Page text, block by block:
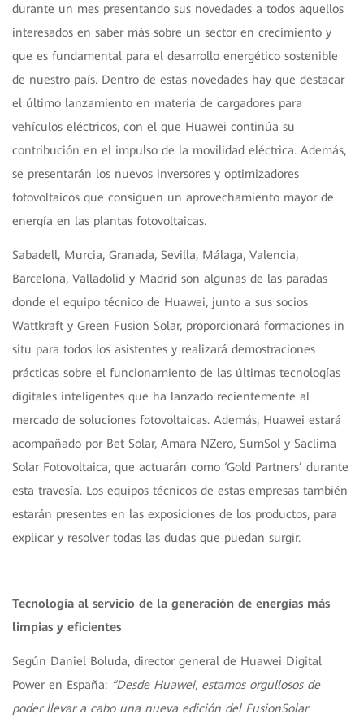
durante un mes presentando sus novedades a todos aquellos
interesados en saber más sobre un sector en crecimiento y
que es fundamental para el desarrollo energético sostenible
de nuestro país. Dentro de estas novedades hay que destacar
el último lanzamiento en materia de cargadores para
vehículos eléctricos, con el que Huawei continúa su
contribución en el impulso de la movilidad eléctrica. Además,
se presentarán los nuevos inversores y optimizadores
fotovoltaicos que consiguen un aprovechamiento mayor de
energía en las plantas fotovoltaicas.
Sabadell, Murcia, Granada, Sevilla, Málaga, Valencia,
Barcelona, Valladolid y Madrid son algunas de las paradas
donde el equipo técnico de Huawei, junto a sus socios
Wattkraft y Green Fusion Solar, proporcionará formaciones in
situ para todos los asistentes y realizará demostraciones
prácticas sobre el funcionamiento de las últimas tecnologías
digitales inteligentes que ha lanzado recientemente al
mercado de soluciones fotovoltaicas. Además, Huawei estará
acompañado por Bet Solar, Amara NZero, SumSol y Saclima
Solar Fotovoltaica, que actuarán como ‘Gold Partners’ durante
esta travesía. Los equipos técnicos de estas empresas también
estarán presentes en las exposiciones de los productos, para
explicar y resolver todas las dudas que puedan surgir.
Tecnología al servicio de la generación de energías más
limpias y eficientes
Según Daniel Boluda, director general de Huawei Digital
Power en España: “Desde Huawei, estamos orgullosos de
poder llevar a cabo una nueva edición del FusionSolar